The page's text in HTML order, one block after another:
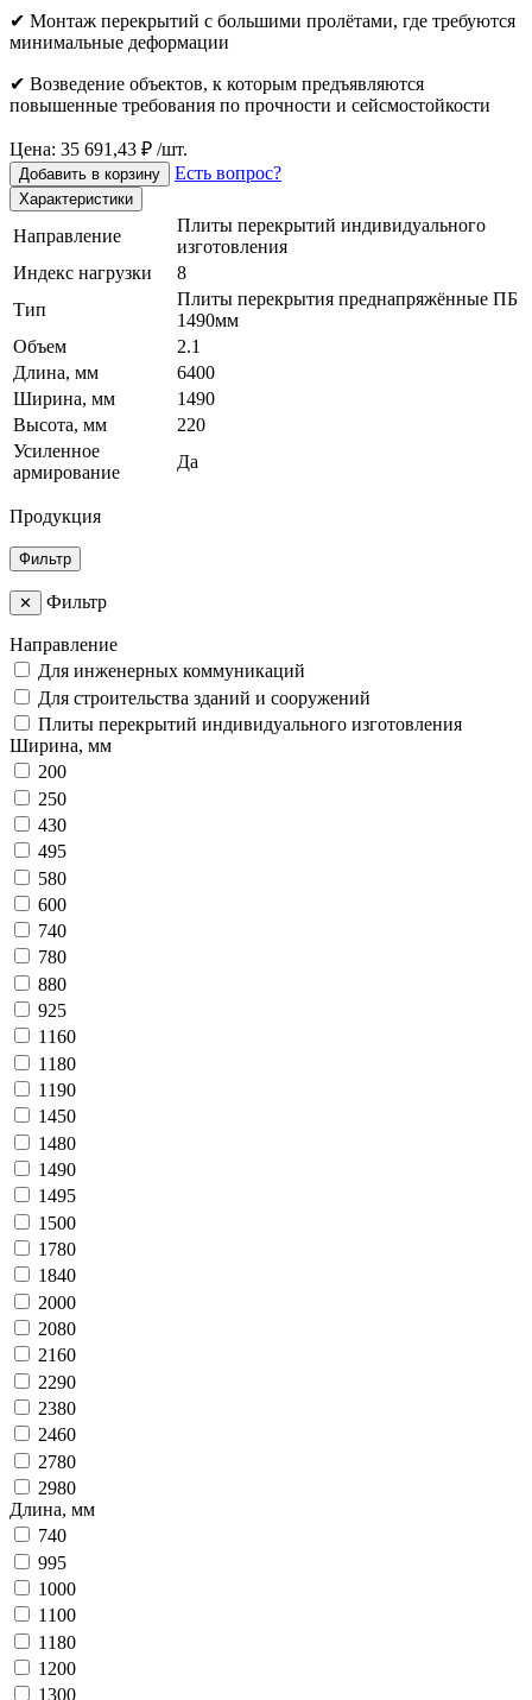
✔ Монтаж перекрытий с большими пролётами, где требуются
минимальные деформации
✔ Возведение объектов, к которым предъявляются
повышенные требования по прочности и сейсмостойкости
Цена: 35 691,43 ₽ /шт.
Добавить в корзину Есть вопрос?
Характеристики
Направление
Плиты перекрытий индивидуального
изготовления
Индекс нагрузки
8
Тип
Плиты перекрытия преднапряжённые ПБ
1490мм
Объем
2.1
Длина, мм
6400
Ширина, мм
1490
Высота, мм
220
Усиленное
армирование
Да
Продукция
Фильтр
✕ Фильтр
Направление
Для инженерных коммуникаций
Для строительства зданий и сооружений
Плиты перекрытий индивидуального изготовления
Ширина, мм
200
250
430
495
580
600
740
780
880
925
1160
1180
1190
1450
1480
1490
1495
1500
1780
1840
2000
2080
2160
2290
2380
2460
2780
2980
Длина, мм
740
995
1000
1100
1180
1200
1300